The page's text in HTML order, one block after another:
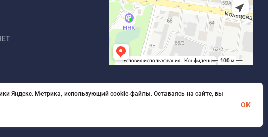
Яндекс. Метрика, использующий cookie-файлы. Оставаясь на сайте, вы
OK